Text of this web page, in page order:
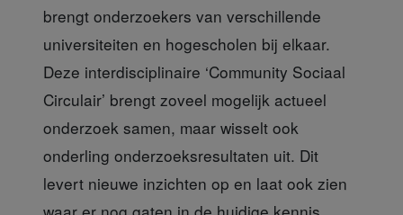
brengt onderzoekers van verschillende
universiteiten en hogescholen bij elkaar.
Deze interdisciplinaire ‘Community Sociaal
Circulair’ brengt zoveel mogelijk actueel
onderzoek samen, maar wisselt ook
onderling onderzoeksresultaten uit. Dit
levert nieuwe inzichten op en laat ook zien